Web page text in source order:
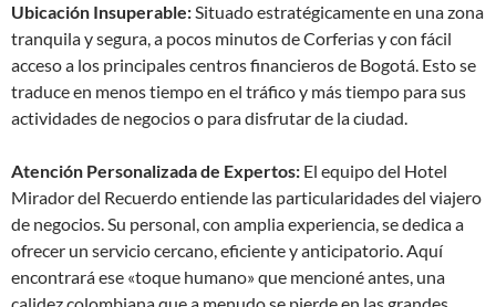
Ubicación Insuperable:Situado estratégicamente en una zona
tranquila y segura, a pocos minutos de Corferias y con fácil
acceso a los principales centros financieros de Bogotá. Esto se
traduce en menos tiempo en el tráfico y más tiempo para sus
actividades de negocios o para disfrutar de la ciudad.
Atención Personalizada de Expertos: El equipo del Hotel
Mirador del Recuerdo entiende las particularidades del viajero
de negocios. Su personal, con amplia experiencia, se dedica a
ofrecer un servicio cercano, eficiente y anticipatorio. Aquí
encontrará ese «toque humano» que mencioné antes, una